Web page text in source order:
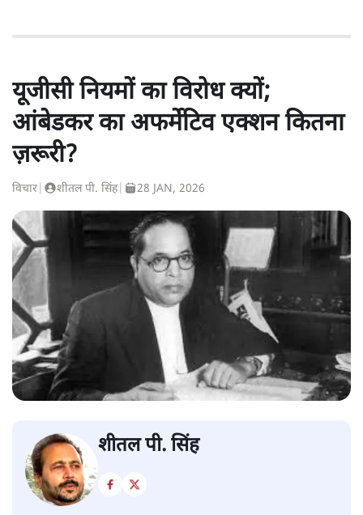
यूजीसी नियमों का विरोध क्यों;
आंबेडकर का अफर्मेटिव एक्शन कितना
ज़रूरी?
विचार शीतल पी. सिंह| 28 JAN, 2026
शीतल पी. सिंह